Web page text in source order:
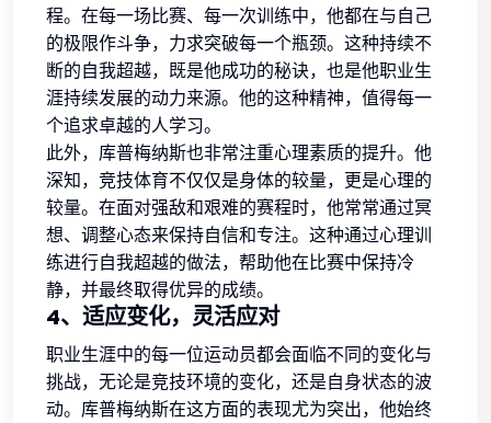
程。在每一场比赛、每一次训练中，他都在与自己
的极限作斗争，力求突破每一个瓶颈。这种持续不
断的自我超越，既是他成功的秘诀，也是他职业生
涯持续发展的动力来源。他的这种精神，值得每一
个追求卓越的人学习。
此外，库普梅纳斯也非常注重心理素质的提升。他
深知，竞技体育不仅仅是身体的较量，更是心理的
较量。在面对强敌和艰难的赛程时，他常常通过冥
想、调整心态来保持自信和专注。这种通过心理训
练进行自我超越的做法，帮助他在比赛中保持冷
静，并最终取得优异的成绩。
4、适应变化，灵活应对
职业生涯中的每一位运动员都会面临不同的变化与
挑战，无论是竞技环境的变化，还是自身状态的波
动。库普梅纳斯在这方面的表现尤为突出，他始终